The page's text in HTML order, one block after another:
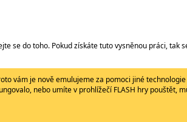
se do toho. Pokud získáte tuto vysněnou práci, tak
vám je nově emulujeme za pomoci jiné
nebo umíte v prohlížečí FLASH hry pouštět,